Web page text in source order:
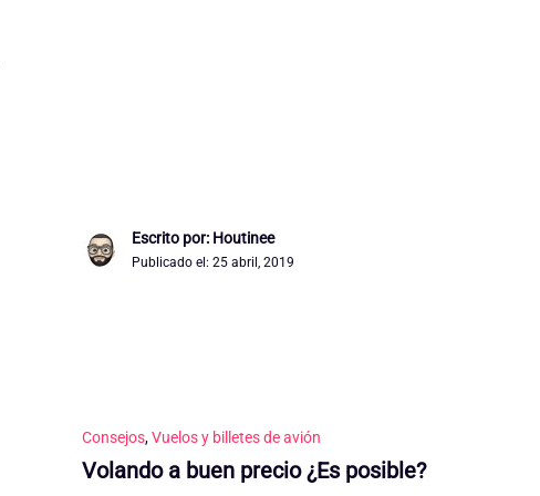
Escrito por: Houtinee
Publicado el: 25 abril, 2019
Consejos,Vuelos y billetes de avión
Volando a buen precio ¿Es posible?